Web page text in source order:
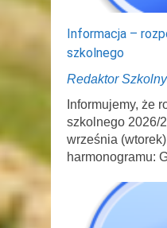
Informacja –
szkolnego
Redaktor Szkolny
Informujemy, że
szkolnego 2026/
września
harmonogramu: